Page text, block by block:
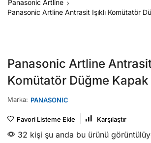
Panasonic Artline
Panasonic Artline Antrasit Işıklı Komütatör
Panasonic Artline Antrasit
Komütatör Düğme Kapak
Marka: PANASONIC
Favori Listeme Ekle Karşılaştır
32 kişi şu anda bu ürünü